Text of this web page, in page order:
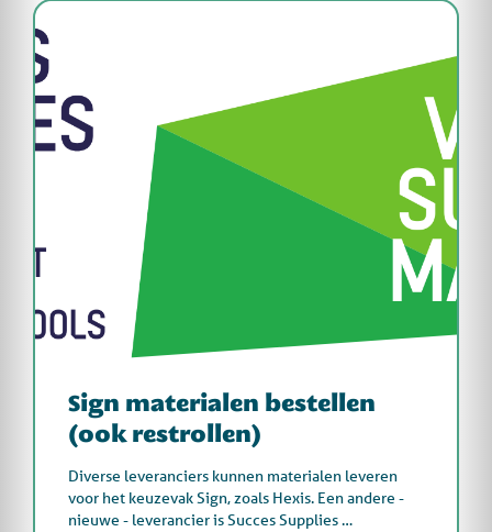
Sign materialen bestellen
(ook restrollen)
Diverse leveranciers kunnen materialen leveren
voor het keuzevak Sign, zoals Hexis. Een andere -
nieuwe - leverancier is Succes Supplies …